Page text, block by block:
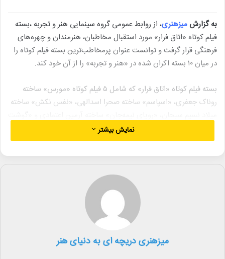
به گزارش میزهنری، از روابط عمومی گروه سینمایی هنر و تجربه ،بسته
فیلم کوتاه «اتاق فرار» مورد استقبال مخاطبان، هنرمندان و چهره‌های
فرهنگی قرار گرفت و توانست عنوان پرمخاطب‌ترین بسته فیلم کوتاه را
در میان ۱۰ بسته اکران شده در «هنر و تجربه» را از آن خود کند.
بسته فیلم کوتاه «اتاق فرار» که شامل ۵ فیلم کوتاه «مورس» ساخته
روناک جعفری، «اسپاسم» ساخته صحرا اسدالهی، «نفس نکش» ساخته
تلخ» ساخته فرید حاجی است.
در گروه سینمایی «هنر و تجربه» (از سال ۹۸ تاکنون) بسته ۵ فیلم کوتاه
«یلدای کوتاه»، بسته ۶ فیلم کوتاه «۱۰۸ دقیقه در یک قرن»، بسته ۶ فیلم
کوتاه «پنجِ گان کوتاه»، بسته ۵ فیلم کوتاه «یک سانس؛ چند رویا»،
بسته ۵ فیلم کوتاه «ژانر وحشت» و بسته ۶ فیلم کوتاه «ژنریک؛ شش
فیلم شش نگاه» پیش از این اکران شده بود.
گروه سینمایی «هنر و تجربه» به پیشنهاد و استقبال فیلمسازان جوان
نمایش بیشتر
میزهنری دریچه ای به دنیای هنر